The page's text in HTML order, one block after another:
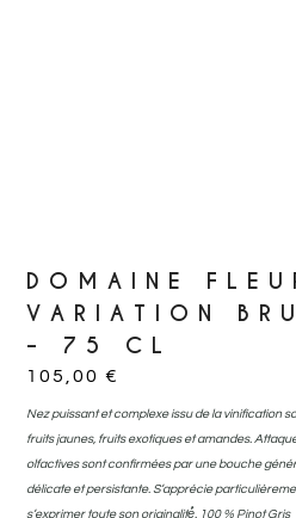
DOMAINE
VARIATION
– 75 CL
105,00€
Nez puissant et complexe issu de la vinification
fruits jaunes, fruits exotiques et amandes.
olfactives sont confirmées par une bouche
délicate et persistante. S’apprécie
s’exprimer toute son originalité́. 100 % Pinot Gris